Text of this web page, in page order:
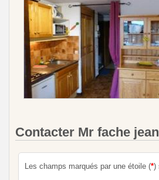
Contacter Mr fache
Les champs marqués par une étoile (*)